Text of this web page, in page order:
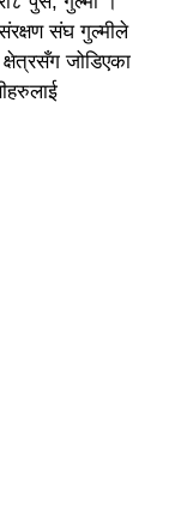
संघ गुल्मीले
जोडिएका